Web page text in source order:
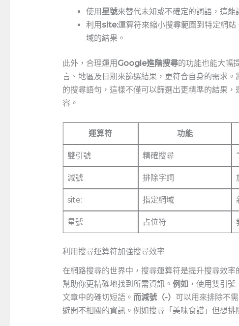
使用星號來替代未知或不確定的詞語，這能
利用 site:運算符來縮小搜尋範圍到特定網
域的結果。
此外，合理運用 Google進階搜尋的功能也能大幅
言、地區及日期來篩選結果，更符合自身的需求
的搜尋語句，這樣不僅可以篩選出更精準的結果
容。
運算符 功能
雙引號 精確搜尋
減號 排除字詞
site: 指定網域
星號 占位符
利用搜尋運算符加強搜尋效率
在網路搜尋的世界中，搜尋運算符是提升搜尋效
幫助你更精確地找到所需資訊。 例如 ，使用雙引
文章中的確切短語。 而減號（-） 可以用來排除不
避開不相關的資訊。例如搜尋「美味食譜」但想